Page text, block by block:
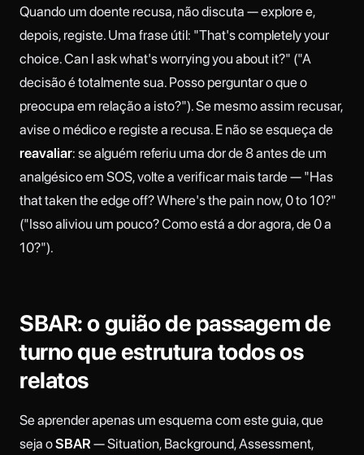
Quando um doente recusa, não discuta — explore e,
depois, registe. Uma frase útil: "That's completely your
choice. Can I ask what's worrying you about it?" ("A
decisão é totalmente sua. Posso perguntar o que o
preocupa em relação a isto?"). Se mesmo assim recusar,
avise o médico e registe a recusa. E não se esqueça de
reavaliar: se alguém referiu uma dor de 8 antes de um
analgésico em SOS, volte a verificar mais tarde — "Has
that taken the edge off? Where's the pain now, 0 to 10?"
("Isso aliviou um pouco? Como está a dor agora, de 0 a
10?").
SBAR: o guião de passagem de
turno que estrutura todos os
relatos
Se aprender apenas um esquema com este guia, que
seja oSBAR — Situation, Background, Assessment,